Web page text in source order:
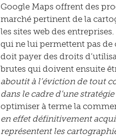
Google Maps offrent des
marché pertinent de la
les sites web des
qui ne lui permettent pas
doit payer des droits
brutes qui doivent ensuite
aboutit à l’éviction de tout
dans le cadre d’une
optimiser à terme la
en effet définitivement
représentent les